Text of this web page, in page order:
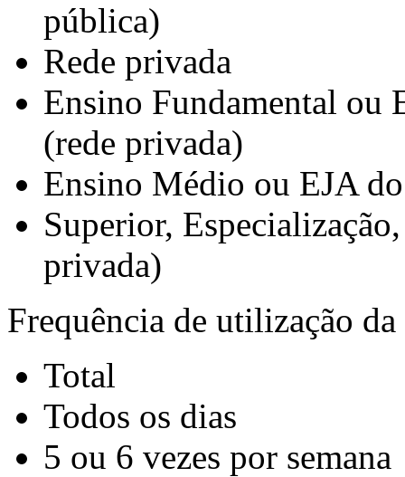
pública)
Rede privada
Ensino Fundamental ou
(rede privada)
Ensino Médio ou EJA
Superior,
privada)
Frequência de utilização
Total
Todos os dias
5 ou 6 vezes por semana